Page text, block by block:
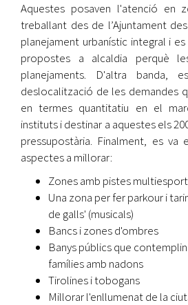
Aquestes posaven l'atenció en
treballant des de l’Ajuntament
planejament urbanístic integral i
propostes a alcaldia perquè
planejaments. D'altra
deslocalització de les demandes
en termes quantitatiu en el
instituts i destinar a aquestes els
pressupostària. Finalment, es
aspectes a millorar:
Zones amb pistes multiesport
Una zona per fer parkour i
de galls' (musicals)
Bancs i zones d'ombres
Banys públics que
famílies amb nadons
Tirolines i tobogans
Millorar l'enllumenat de la